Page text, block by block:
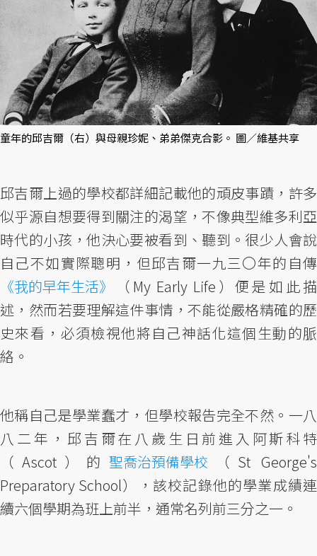
童年的邱吉爾（右）與母親珍妮、弟弟傑克合影。 圖／維基共享
邱吉爾上過的學校都詳細記載他的頑皮事蹟，許多
似乎源自想要得到關注的渴望，不像典型維多利亞
時代的小孩，他決心要被看到、聽到。很少人會說
自己不如實際聰明，但邱吉爾一九三〇年的自傳
《我的早年生活》
（My Early Life）便是如此描
述，然而若要理解這件事情，不能從嚴格精確的歷
史來看，必須檢視他將自己神話化這個生動的脈
絡。
他稱自己是學業蠢才，但學校報告完全不然。一八
八二年，邱吉爾在八歲生日前進入阿斯科特
（Ascot）的 聖喬治預備學校 （St George's
Preparatory School），該校記錄他的學業成績連
續六個學期為班上前半，通常名列前三分之一。